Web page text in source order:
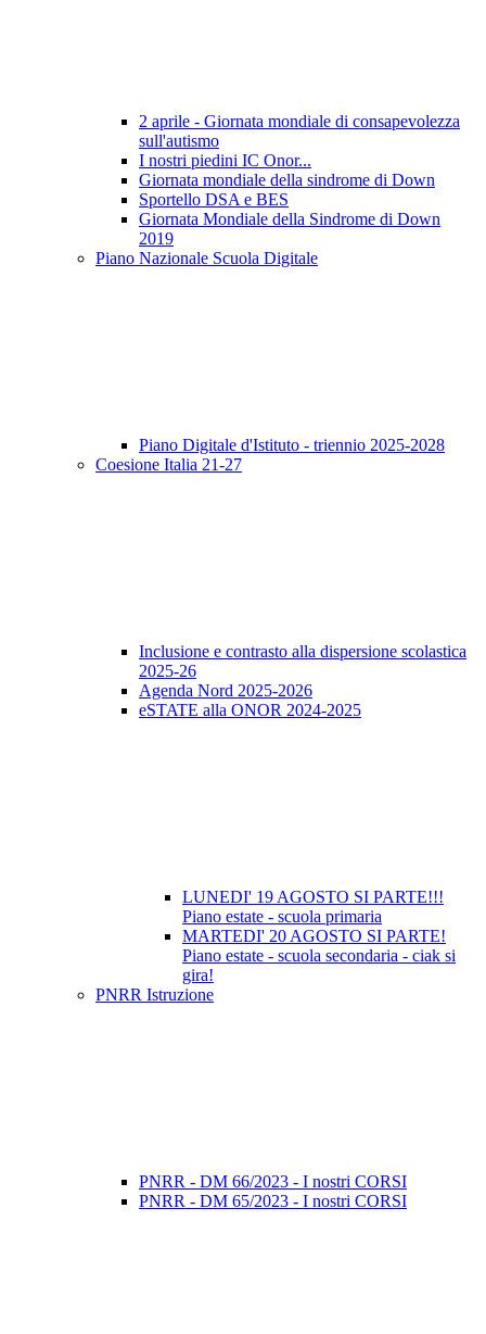
2 aprile - Giornata mondiale di consapevolezza
sull'autismo
I nostri piedini IC Onor...
Giornata mondiale della sindrome di Down
Sportello DSA e BES
Giornata Mondiale della Sindrome di Down
2019
Piano Nazionale Scuola Digitale
Piano Digitale d'Istituto - triennio 2025-2028
Coesione Italia 21-27
Inclusione e contrasto alla dispersione scolastica
2025-26
Agenda Nord 2025-2026
eSTATE alla ONOR 2024-2025
LUNEDI' 19 AGOSTO SI PARTE!!!
Piano estate - scuola primaria
MARTEDI' 20 AGOSTO SI PARTE!
Piano estate - scuola secondaria - ciak si
gira!
PNRR Istruzione
PNRR - DM 66/2023 - I nostri CORSI
PNRR - DM 65/2023 - I nostri CORSI